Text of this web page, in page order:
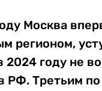
Москва
регионом,
2024 году не
РФ. Третьим